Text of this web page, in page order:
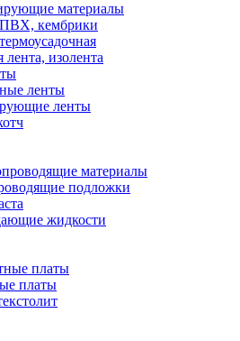
материалы
кембрики
лента, изолента
ленты
ленты
материалы
подложки
жидкости
платы
платы